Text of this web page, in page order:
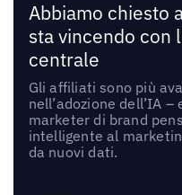
Abbiamo chiesto
sta vincendo con
centrale
Gli affiliati sono più
nell’adozione dell’IA
marketer di brand
intelligente al
da nuovi dati.